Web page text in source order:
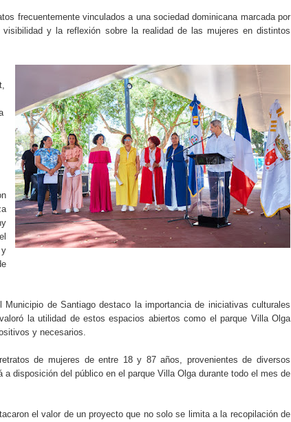
frecuentemente vinculados a una sociedad dominicana marcada por
visibilidad y la reflexión sobre la realidad de las mujeres en distintos
y
Municipio de Santiago destaco la importancia de iniciativas culturales
la utilidad de estos espacios abiertos como el parque Villa Olga
y necesarios.
de mujeres de entre 18 y 87 años, provenientes de diversos
disposición del público en el parque Villa Olga durante todo el mes de
el valor de un proyecto que no solo se limita a la recopilación de